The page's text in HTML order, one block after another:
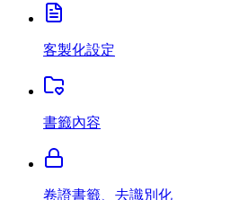
客製化設定
書籤內容
卷證書籤、去識別化